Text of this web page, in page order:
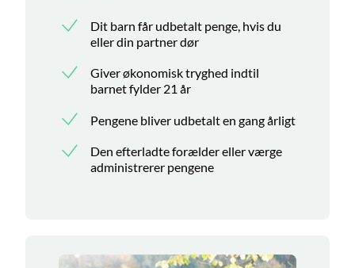
Dit barn får udbetalt penge, hvis du
eller din partner dør
Giver økonomisk tryghed indtil
barnet fylder 21 år
Pengene bliver udbetalt en gang årligt
Den efterladte forælder eller værge
administrerer pengene